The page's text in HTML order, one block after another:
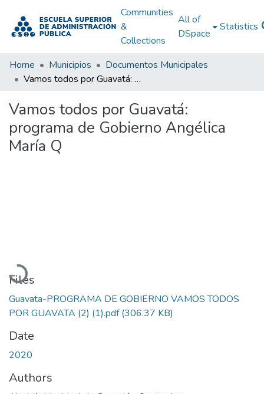
Communities
&
Collections
All of
DSpace
Statistics
Home Municipios
Documentos Municipales
Vamos todos por Guavatá: programa de Gobierno Angélica María Q
Vamos todos por Guavatá:
programa de Gobierno Angélica
María Q
Loading...
Files
Guavata-PROGRAMA DE GOBIERNO VAMOS TODOS
POR GUAVATA (2) (1).pdf(306.37 KB)
Date
2020
Authors